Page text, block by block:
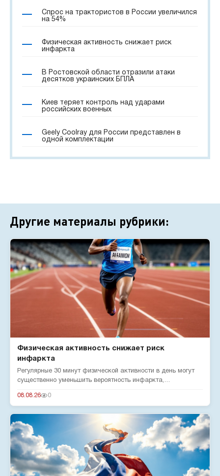
Спрос на трактористов в России увеличился
на 54%
Физическая активность снижает риск
инфаркта
В Ростовской области отразили атаки
десятков украинских БПЛА
Киев теряет контроль над ударами
российских военных
Geely Coolray для России представлен в
одной комплектации
Другие материалы рубрики:
Физическая активность снижает риск
инфаркта
Регулярные 30 минут физической активности в день могут
существенно уменьшить вероятность инфаркта,
08.08.26 0